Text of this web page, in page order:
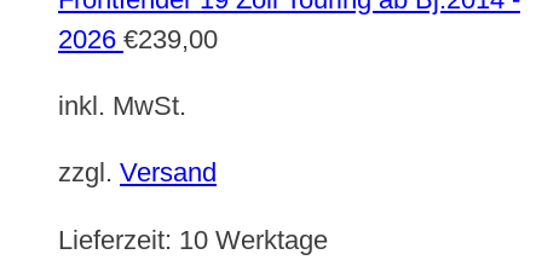
2026 €239,00
inkl. MwSt.
zzgl. Versand
Lieferzeit: 10 Werktage